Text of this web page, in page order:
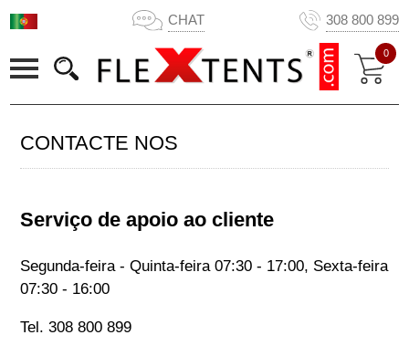
CHAT 308 800 899
0
CONTACTE NOS
Serviço de apoio ao cliente
Segunda-feira - Quinta-feira 07:30 - 17:00, Sexta-feira
07:30 - 16:00
Tel.308 800 899